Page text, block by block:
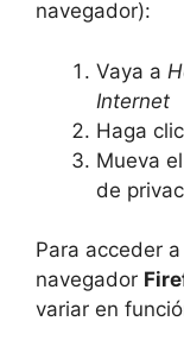
navegador):
Vaya a
Internet
Haga
Mueva
de
Para acceder
navegador
variar en